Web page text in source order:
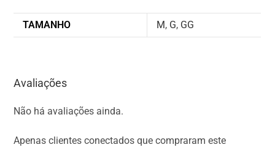
TAMANHO M, G, GG
Avaliações
Não há avaliações ainda.
Apenas clientes conectados que compraram este